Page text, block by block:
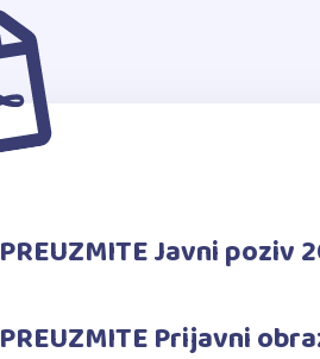
PREUZMITEJavni poziv
PREUZMITEPrijavni